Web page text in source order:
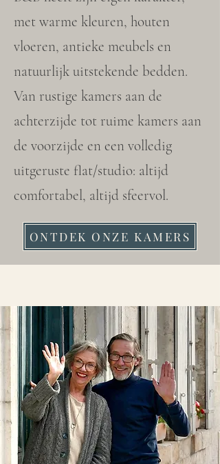
met warme kleuren, houten
vloeren, antieke meubels en
natuurlijk uitstekende bedden.
Van rustige kamers aan de
achterzijde tot ruime kamers aan
de voorzijde en een volledig
uitgeruste flat/studio: altijd
comfortabel, altijd sfeervol.
ONTDEK ONZE KAMERS